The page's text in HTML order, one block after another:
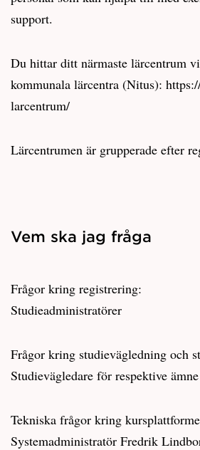
support.
Du hittar ditt närmaste lärcentrum
kommunala lärcentra (Nitus):
larcentrum/
Lärcentrumen är grupperade efter
Vem ska jag fråga
Frågor kring registrering:
Studieadministratörer
Frågor kring studievägledning och
Studievägledare för respektive ämne
Tekniska frågor kring
Systemadministratör Fredrik